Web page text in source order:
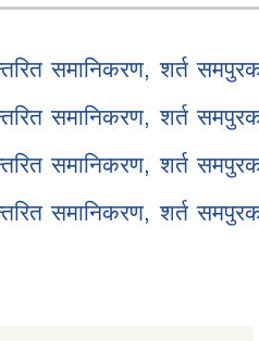
समानिकरण, शर्त
समानिकरण, शर्त
समानिकरण, शर्त
समानिकरण, शर्त